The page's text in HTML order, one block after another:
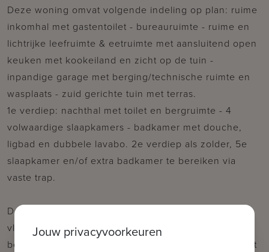
Deze woning omvat volgende indeling op plan: ruime
inkomhal met gastentoilet - bureauruimte - ruime en
lichtrijke leefruimte & eetruimte met aansluitend open
keuken met kookeiland en zicht op de tuin -
inpandige garage met berging/technische ruimte en
wasplaats - zuid gerichte tuin met terras.
1e verdiep: nachthal met toilet en bergruimte - 4
volwaardige slaapkamers - badkamer met douche,
ligbad en dubbele lavabo. 2e verdiep als zolder, 5e
slaapkamer en/of extra badkamer te bereiken via
vaste trap.
De woning wordt uitgerust met warmtepomp,
vloerverwarming, zonnepanelen en superisolerende
beglazing. Zo geniet je van energiezuinig wonen met
Jouw privacyvoorkeuren